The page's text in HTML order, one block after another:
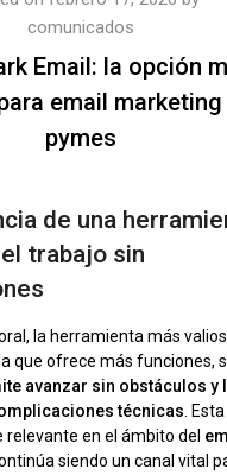
Email: la opción
email marketing
pymes
comunicados
de una
trabajo sin
la herramienta más
que ofrece más funciones,
avanzar sin obstáculos y
técnicas.
en el ámbito del
siendo un canal vital